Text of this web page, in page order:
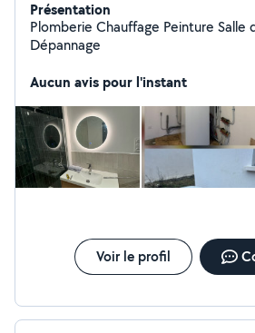
Présentation
Plomberie Chauffage Peinture Salle de bain clé à main
Dépannage
Aucun avis pour l'instant
Voir le profil